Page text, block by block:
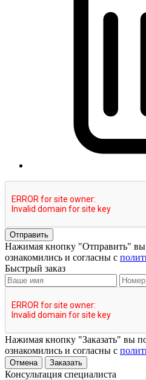
Отправить
Нажимая кнопку "Отправить" вы
ознакомились и согласны с
Быстрый заказ
Нажимая кнопку "Заказать" вы
ознакомились и согласны с
Отмена Заказать
Консультация специалиста